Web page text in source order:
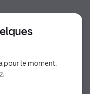
pour le moment.